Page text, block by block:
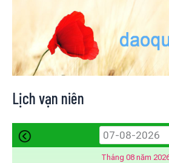
Lịch vạn niên
Tháng 08 năm